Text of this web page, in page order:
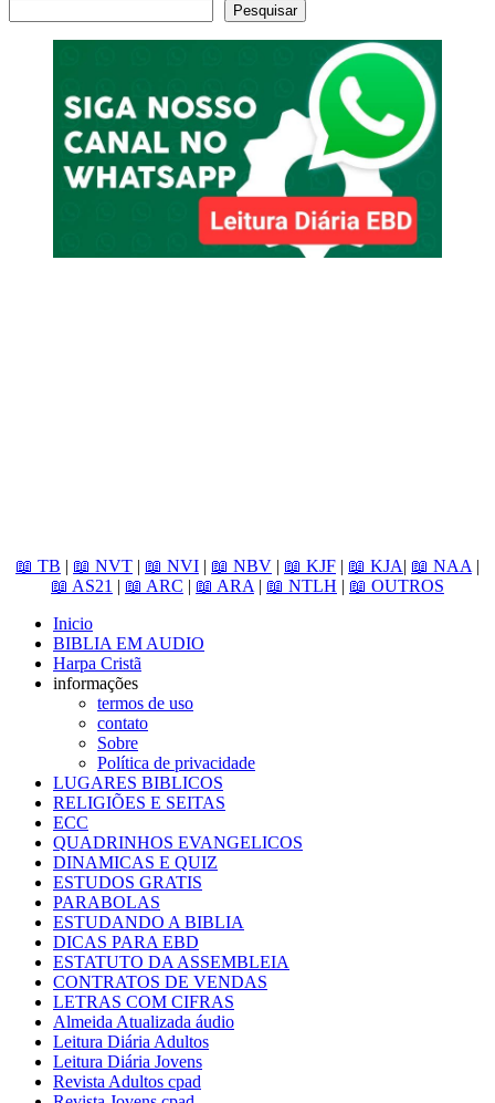
Pesquisar
📖 TB | 📖 NVT | 📖 NVI | 📖 NBV | 📖 KJF | 📖 KJA| 📖 NAA |
📖 AS21 | 📖 ARC | 📖 ARA | 📖 NTLH | 📖 OUTROS
Inicio
BIBLIA EM AUDIO
Harpa Cristã
informações
termos de uso
contato
Sobre
Política de privacidade
LUGARES BIBLICOS
RELIGIÕES E SEITAS
ECC
QUADRINHOS EVANGELICOS
DINAMICAS E QUIZ
ESTUDOS GRATIS
PARABOLAS
ESTUDANDO A BIBLIA
DICAS PARA EBD
ESTATUTO DA ASSEMBLEIA
CONTRATOS DE VENDAS
LETRAS COM CIFRAS
Almeida Atualizada áudio
Leitura Diária Adultos
Leitura Diária Jovens
Revista Adultos cpad